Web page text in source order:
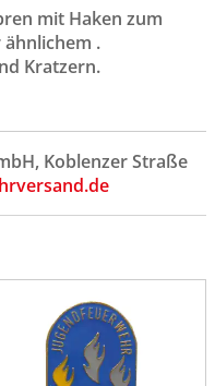
mit Haken zum
ähnlichem .
Kratzern.
Koblenzer Straße